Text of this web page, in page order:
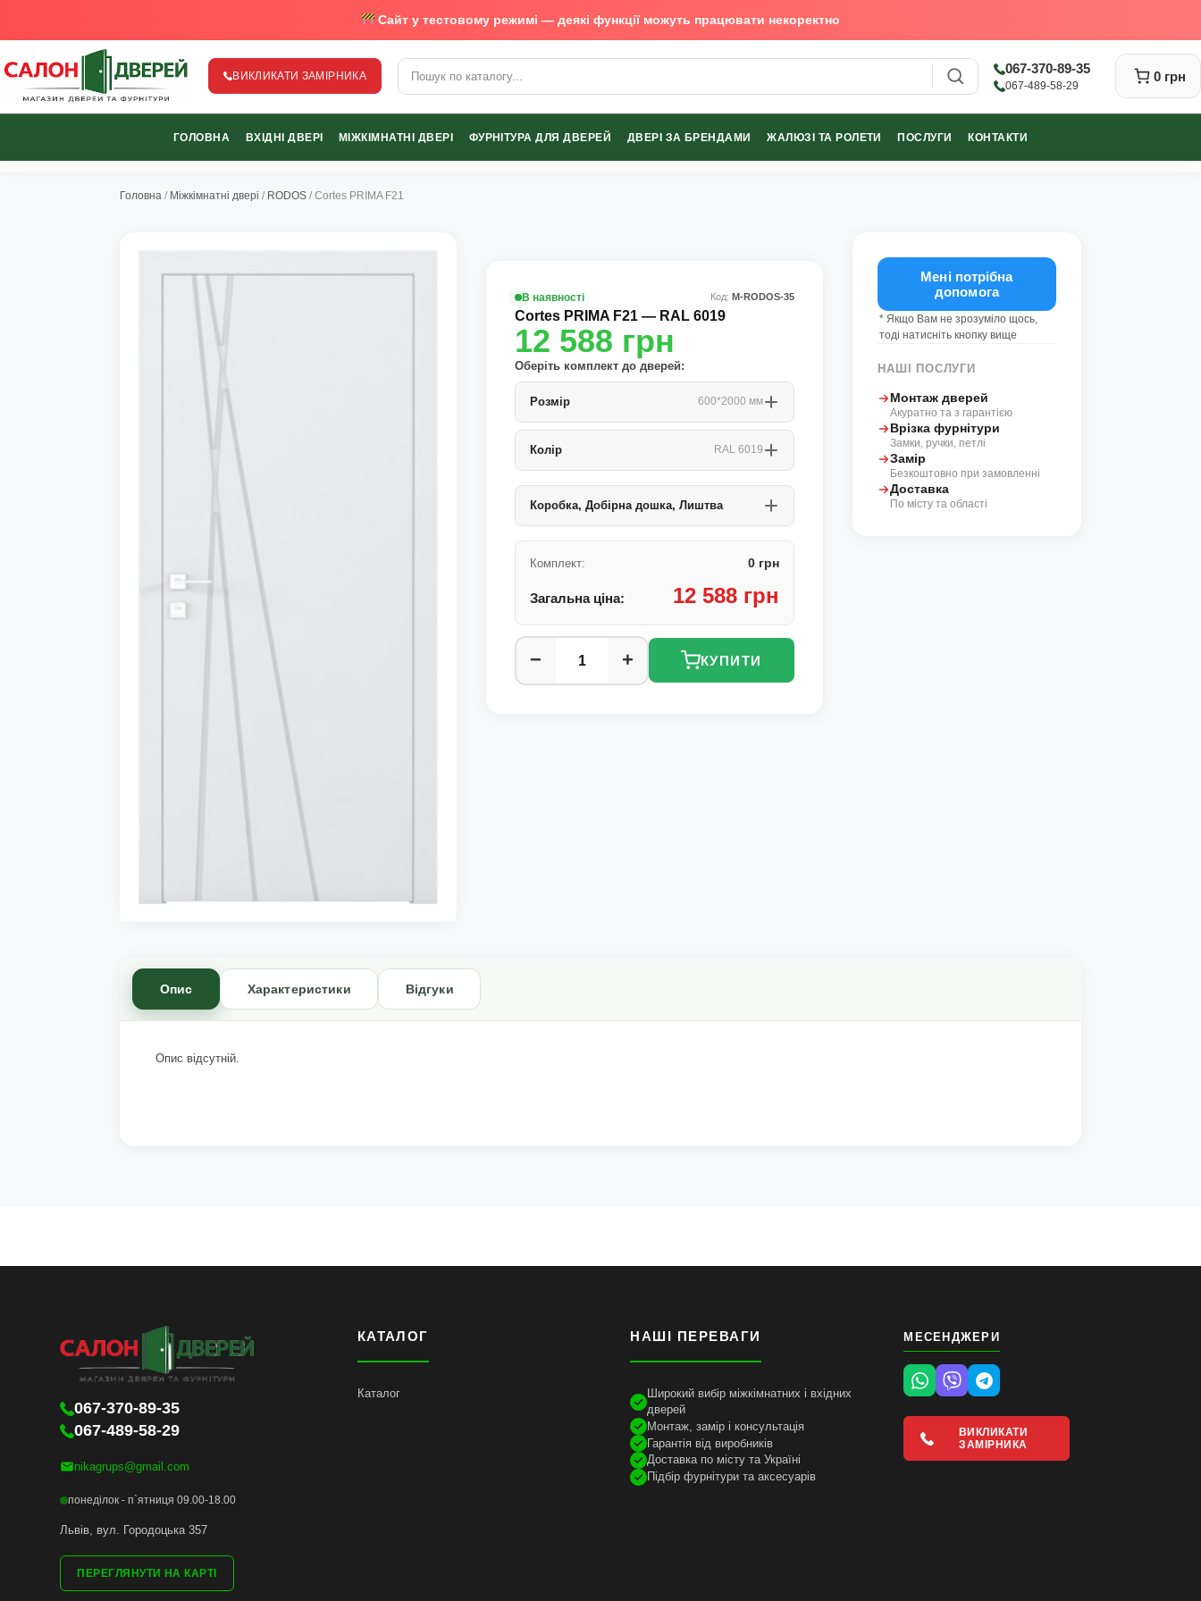
Сайт у тестовому режимі — деякі функції можуть працювати некоректно
salon-dverey.com.ua - великий каталог дверей від найкращих виробників
ВИКЛИКАТИ ЗАМІРНИКА 067-370-89-35
067-489-58-29
0 грн
067-489-58-29
ГОЛОВНА ВХІДНІ ДВЕРІ МІЖКІМНАТНІ ДВЕРІ ФУРНІТУРА ДЛЯ ДВЕРЕЙ ДВЕРІ ЗА БРЕНДАМИ ЖАЛЮЗІ ТА РОЛЕТИ ПОСЛУГИ КОНТАКТИ
Головна / Міжкімнатні двері / RODOS / Cortes PRIMA F21
В наявності Код: М-RODOS-35
Cortes PRIMA F21 — RAL 6019
12 588 грн
Оберіть комплект до дверей:
Розмір 600*2000 мм
Колір RAL 6019
Коробка, Добірна дошка, Лиштва
Комплект: 0 грн
Загальна ціна: 12 588 грн
− + КУПИТИ
Мені потрібна
допомога
* Якщо Вам не зрозуміло щось,
тоді натисніть кнопку вище
НАШІ ПОСЛУГИ
Монтаж дверей
Акуратно та з гарантією
Врізка фурнітури
Замки, ручки, петлі
Замір
Безкоштовно при замовленні
Доставка
По місту та області
Опис Характеристики Відгуки
Опис відсутній.
067-370-89-35
067-489-58-29
nikagrups@gmail.com
понеділок - п`ятниця 09.00-18.00
Львів, вул. Городоцька 357
ПЕРЕГЛЯНУТИ НА КАРТІ
КАТАЛОГ
Каталог
НАШІ ПЕРЕВАГИ
Широкий вибір міжкімнатних і вхідних
дверей
Монтаж, замір і консультація
Гарантія від виробників
Доставка по місту та Україні
Підбір фурнітури та аксесуарів
МЕСЕНДЖЕРИ
ВИКЛИКАТИ
ЗАМІРНИКА